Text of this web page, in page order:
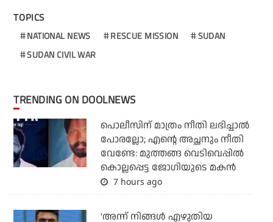
TOPICS
NATIONAL NEWS RESCUE MISSION
SUDAN
SUDAN CIVIL WAR
TRENDING ON DOOLNEWS
പൊലീസിന് മാത്രം നീതി ലഭിച്ചാല്‍
പോരല്ലോ; എന്റെ അച്ഛനും നീതി
വേണ്ടേ: മുത്തങ്ങ വെടിവെപ്പില്‍
കൊല്ലപ്പെട്ട ജോഗിയുടെ മകന്‍
7 hours ago
'അന്ന് നിങ്ങള്‍ എഴുതിയ